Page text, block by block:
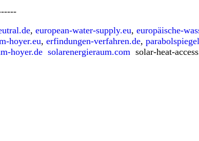
, european-water-supply.eu, europäische-
hoyer.eu, erfindungen-verfahren.de,
hoyer.de solarenergieraum.com solar-heat-